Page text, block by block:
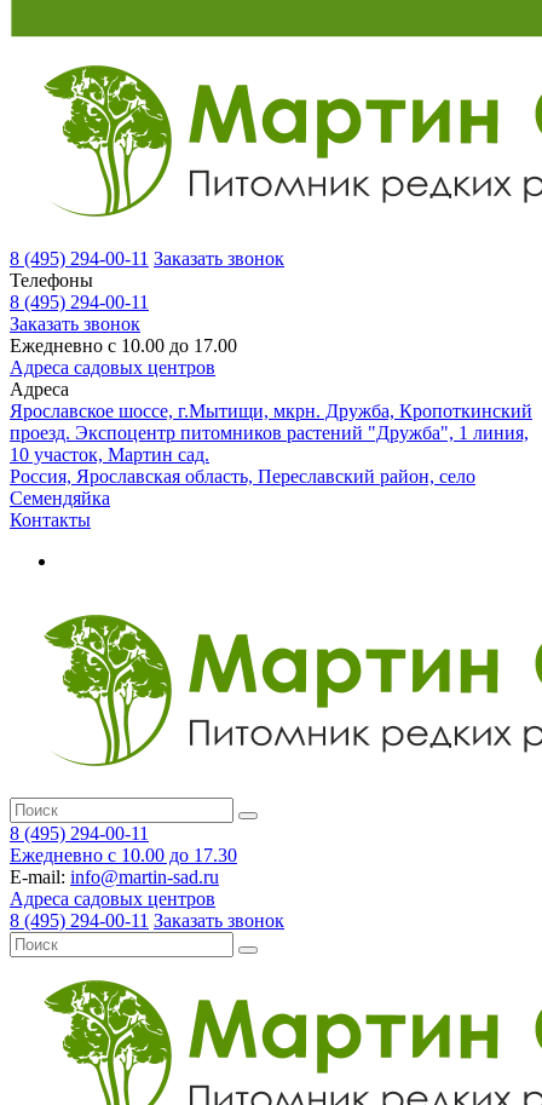
8 (495) 294-00-11 Заказать звонок
Телефоны
8 (495) 294-00-11
Заказать звонок
Ежедневно с 10.00 до 17.00
Адреса садовых центров
Адреса
Ярославское шоссе, г.Мытищи, мкрн. Дружба, Кропоткинский
проезд. Экспоцентр питомников растений "Дружба", 1 линия,
10 участок, Мартин сад.
Россия, Ярославская область, Переславский район, село
Семендяйка
Контакты
8 (495) 294-00-11
Ежедневно с 10.00 до 17.30
E-mail: info@martin-sad.ru
Адреса садовых центров
8 (495) 294-00-11 Заказать звонок